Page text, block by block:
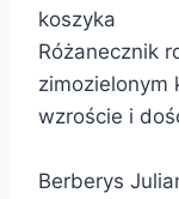
koszyka
Różanecznik
zimozielonym
wzroście i
Berberys